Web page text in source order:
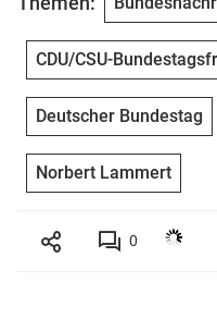
CDU/CSU-
Deutscher Bundestag
Norbert Lammert
0